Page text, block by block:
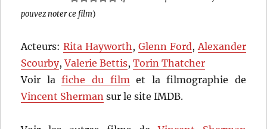
pouvez noter ce film)
Acteurs:Rita Hayworth, Glenn Ford,Alexander
Scourby,Valerie Bettis,Torin Thatcher
Voir lafiche du filmet la filmographie de
Vincent Sherman sur le site IMDB.